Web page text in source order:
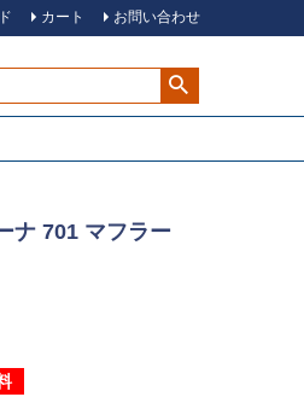
カート お問い合わせ
ナ 701 マフラー